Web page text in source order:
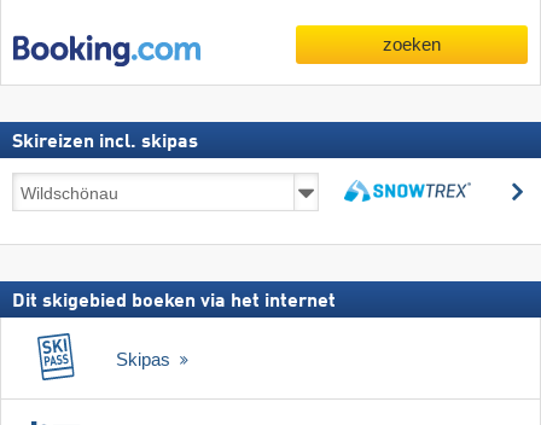
zoeken
Skireizen incl. skipas
incl.
Dit skigebied boeken via het internet
Skipas